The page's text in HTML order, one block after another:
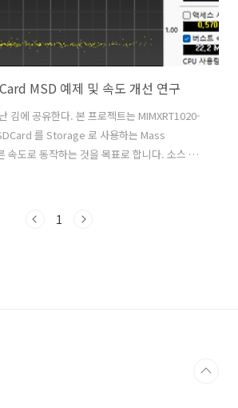
MSD 예제 및 속도 개선 연구
김에 공유한다. 본 프로젝트는 MIMXRT1020-
를 Storage 로 사용하는 Mass
도로 동작하는 것을 목표로 합니다. 소스 및
jclab-joseph/mimxrt-usb-sd-msd
1